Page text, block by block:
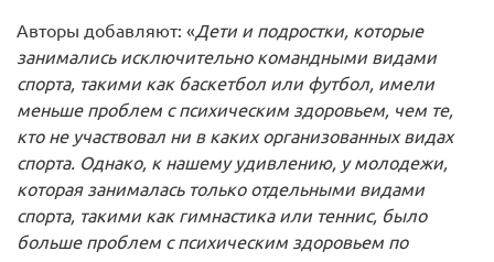
Авторы добавляют: «Дети и подростки, которые
занимались исключительно командными видами
спорта, такими как баскетбол или футбол, имели
меньше проблем с психическим здоровьем, чем те,
кто не участвовал ни в каких организованных видах
спорта. Однако, к нашему удивлению, у молодежи,
которая занималась только отдельными видами
спорта, такими как гимнастика или теннис, было
больше проблем с психическим здоровьем по